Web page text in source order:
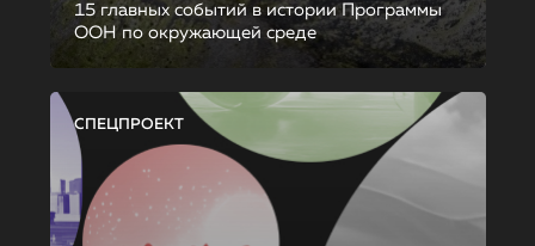
15 главных событий в истории Программы
ООН по окружающей среде
СПЕЦПРОЕКТ